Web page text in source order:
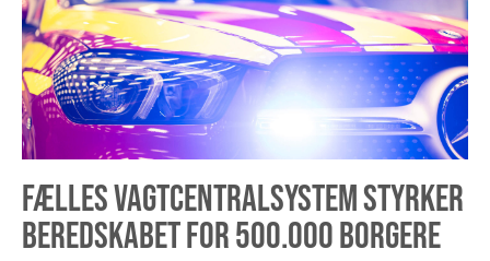
FÆLLES VAGTCENTRALSYSTEM STYRKER
BEREDSKABET FOR 500.000 BORGERE